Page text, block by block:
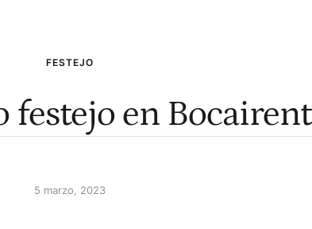
FESTEJO
festejo en Bocairent
5 marzo, 2023